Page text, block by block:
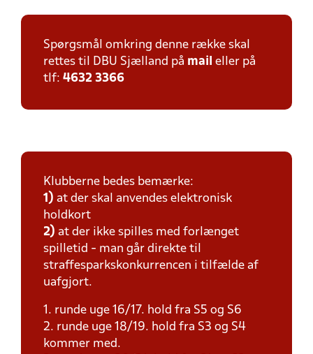
Spørgsmål omkring denne række skal
rettes til DBU Sjælland på mail eller på
tlf: 4632 3366
Klubberne bedes bemærke:
1) at der skal anvendes elektronisk
holdkort
2) at der ikke spilles med forlænget
spilletid - man går direkte til
straffesparkskonkurrencen i tilfælde af
uafgjort.
1. runde uge 16/17. hold fra S5 og S6
2. runde uge 18/19. hold fra S3 og S4
kommer med.